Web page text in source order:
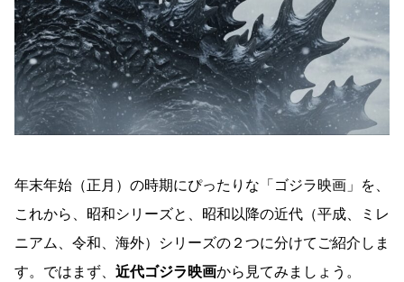
年末年始（正月）の時期にぴったりな「ゴジラ映画」を、
これから、昭和シリーズと、昭和以降の近代（平成、ミレ
ニアム、令和、海外）シリーズの２つに分けてご紹介しま
す。ではまず、 近代ゴジラ映画から見てみましょう。